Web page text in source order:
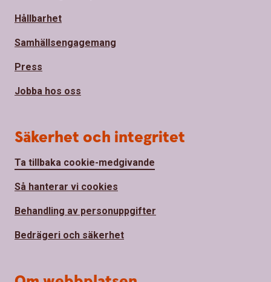
Hållbarhet
Samhällsengagemang
Press
Jobba hos oss
Säkerhet och integritet
Ta tillbaka cookie-medgivande
Så hanterar vi cookies
Behandling av personuppgifter
Bedrägeri och säkerhet